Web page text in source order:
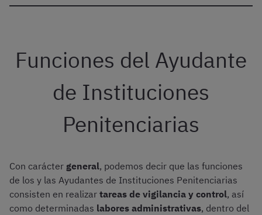
Funciones del Ayudante
de Instituciones
Penitenciarias
Con carácter general, podemos decir que las funciones
de los y las Ayudantes de Instituciones Penitenciarias
consisten en realizar tareas de vigilancia y control, así
como determinadas labores administrativas, dentro del